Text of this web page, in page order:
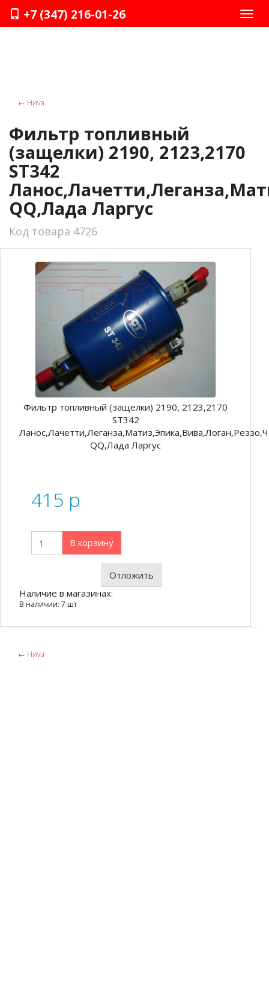
+7 (347) 216-01-26
← Ниvа
Фильтр топливный
(защелки) 2190, 2123,2170
ST342
QQ,Лада Ларгус
Код товара 4726
Фильтр топливный (защелки) 2190, 2123,2170
ST342
QQ,Лада Ларгус
415 p
В корзину
Отложить
Наличие в магазинах:
В наличии: 7 шт
← Ниvа